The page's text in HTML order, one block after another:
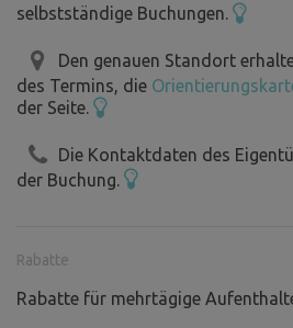
- Eine Entsorgungsstelle für
- Einen Garten zum Entspannen.
- Bademöglichkeit im
Eine frühere Anreise ist,
was wiederum nicht allzu oft
Das Tor ist normalerweise
sein, reicht es aus, den Riegel
selbstständige Buchungen.
Den genauen Standort
des Termins, die
der Seite.
Die Kontaktdaten des
der Buchung.
Rabatte
Rabatte für mehrtägige